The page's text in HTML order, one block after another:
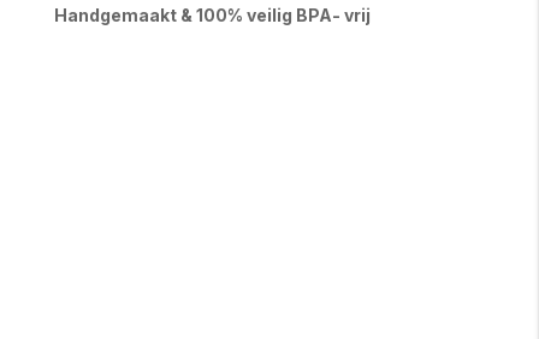
Handgemaakt & 100% veilig BPA- vrij